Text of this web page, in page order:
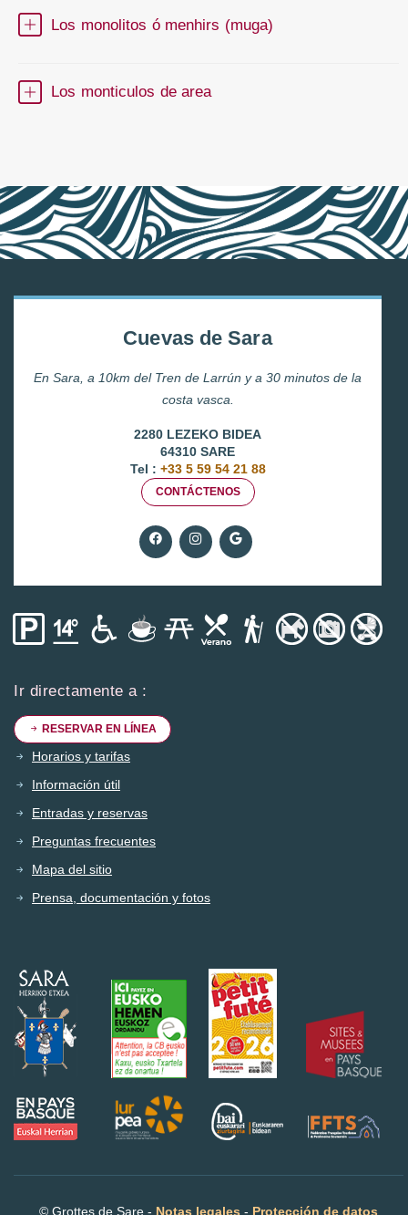
Los monolitos ó menhirs (muga)
Los monticulos de area
Cuevas de Sara
En Sara, a 10km del Tren de Larrún y a 30 minutos de la
costa vasca.
2280 LEZEKO BIDEA
64310 SARE
Tel : +33 5 59 54 21 88
CONTÁCTENOS
Ir directamente a :
RESERVAR EN LÍNEA
Horarios y tarifas
Información útil
Entradas y reservas
Preguntas frecuentes
Mapa del sitio
Prensa, documentación y fotos
© Grottes de Sare - Notas legales - Protección de datos